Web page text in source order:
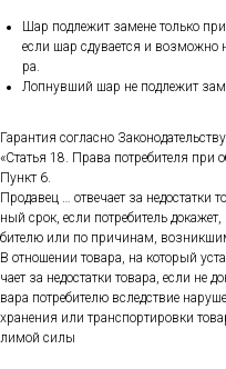
Шар под­ле­жит за­мене толь­ко
ес­ли шар сду­ва­ет­ся и воз­можно
ра.
Лоп­нувший шар не под­ле­жит
Га­ран­тия сог­ласно
«Статья 18. Пра­ва пот­ре­бите­ля при
Пункт 6.
Про­давец … от­ве­ча­ет за не­дос­татки
ный срок, ес­ли пот­ре­битель
бите­лю или по при­чинам,
В от­но­шении то­вара, на ко­торый
ча­ет за не­дос­татки то­вара, ес­ли не
вара пот­ре­бите­лю вследс­твие
хра­нения или тран­спор­ти­ров­ки
лимой си­лы